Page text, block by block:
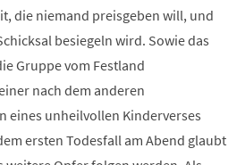
die niemand preisgeben will, und
besiegeln wird. Sowie das
Gruppe vom Festland
nach dem anderen
eines unheilvollen Kinderverses
ersten Todesfall am Abend glaubt